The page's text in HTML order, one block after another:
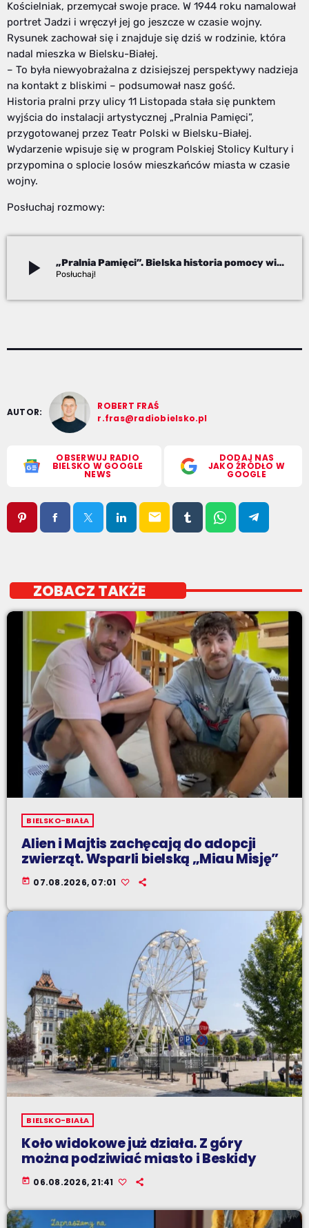
Kościelniak, przemycał swoje prace. W 1944 roku namalował
portret Jadzi i wręczył jej go jeszcze w czasie wojny.
Rysunek zachował się i znajduje się dziś w rodzinie, która
nadal mieszka w Bielsku-Białej.
– To była niewyobrażalna z dzisiejszej perspektywy nadzieja
na kontakt z bliskimi – podsumował nasz gość.
Historia pralni przy ulicy 11 Listopada stała się punktem
wyjścia do instalacji artystycznej „Pralnia Pamięci”,
przygotowanej przez Teatr Polski w Bielsku-Białej.
Wydarzenie wpisuje się w program Polskiej Stolicy Kultury i
przypomina o splocie losów mieszkańców miasta w czasie
wojny.
Posłuchaj rozmowy:
play_arrow „Pralnia Pamięci”. Bielska historia pomocy więźniom Auschwitz
AUTOR:
ROBERT FRAŚ
r.fras@radiobielsko.pl
OBSERWUJ RADIO
BIELSKO W GOOGLE
NEWS
DODAJ NAS
JAKO ŹRÓDŁO W
GOOGLE
email
ZOBACZ TAKŻE
BIELSKO-BIAŁA
Alien i Majtis zachęcają do adopcji
zwierząt. Wsparli bielską „Miau Misję”
today 07.08.2026, 07:01
BIELSKO-BIAŁA
Koło widokowe już działa. Z góry
można podziwiać miasto i Beskidy
today 06.08.2026, 21:41